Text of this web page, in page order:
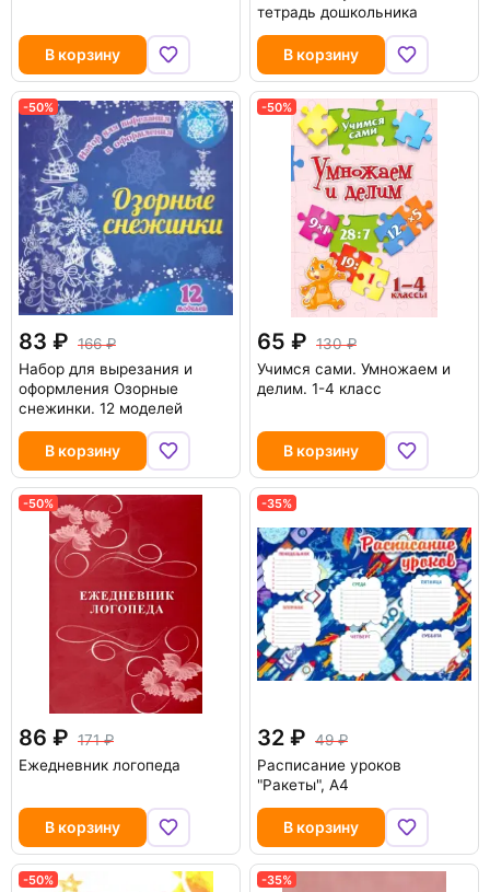
В корзину
тетрадь дошкольника
В корзину
-50%
83
166
Набор для вырезания и
оформления Озорные
снежинки. 12 моделей
В корзину
-50%
65
130
Учимся сами. Умножаем и
делим. 1-4 класс
В корзину
-50%
86
171
Ежедневник логопеда
В корзину
-35%
32
49
Расписание уроков
"Ракеты", А4
В корзину
-50% -35%